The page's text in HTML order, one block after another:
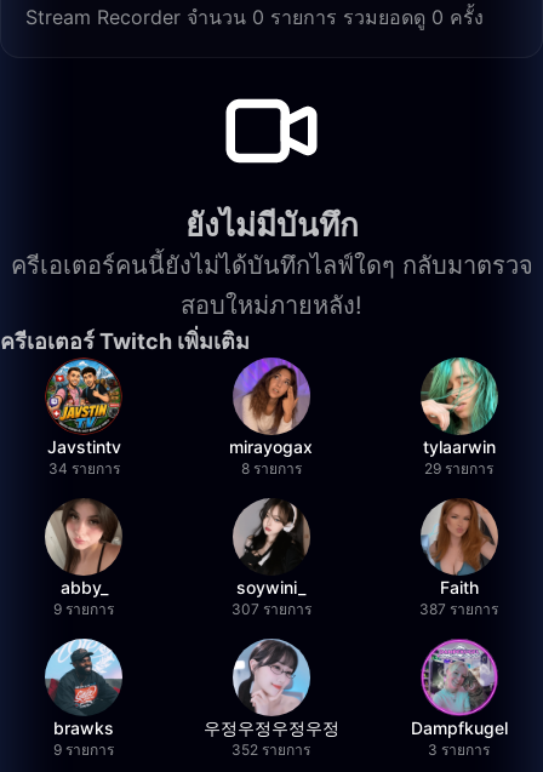
Stream Recorder จำนวน 0 รายการ รวมยอดดู 0 ครั้ง
ยังไม่มีบันทึก
ครีเอเตอร์คนนี้ยังไม่ได้บันทึกไลฟ์ใดๆ กลับมาตรวจ
สอบใหม่ภายหลัง!
ครีเอเตอร์ Twitch เพิ่มเติม
Javstintv
34 รายการ
mirayogax
8 รายการ
tylaarwin
29 รายการ
abby_
9 รายการ
soywini_
307 รายการ
Faith
387 รายการ
brawks
9 รายการ
우정우정우정우정
352 รายการ
Dampfkugel
3 รายการ